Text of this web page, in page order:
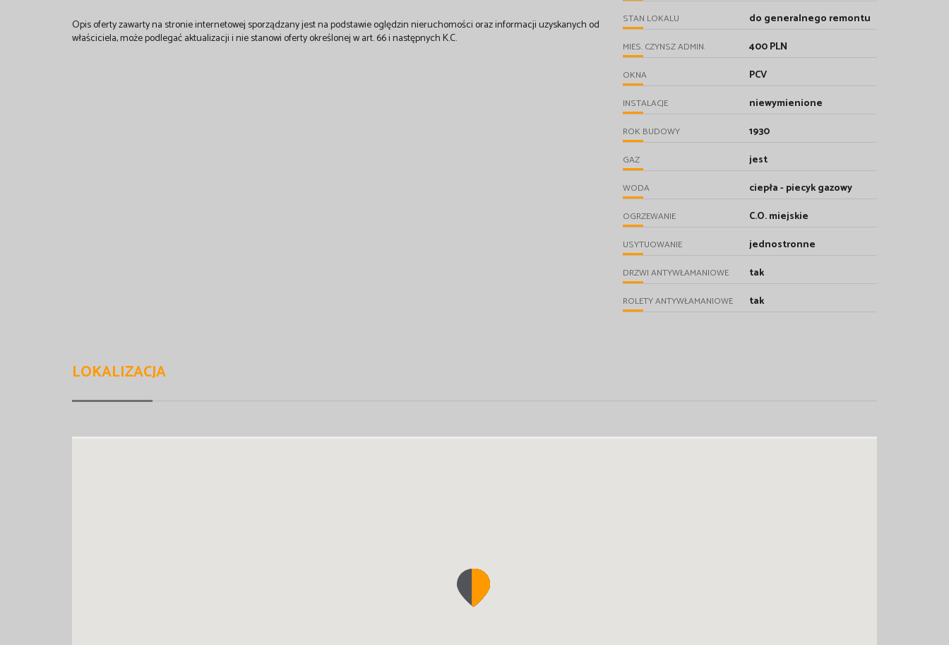
Opis oferty zawarty na stronie internetowej sporządzany jest na podstawie oględzin nieruchomości oraz informacji uzyskanych od
właściciela, może podlegać aktualizacji i nie stanowi oferty określonej w art. 66 i następnych K.C.
STAN LOKALU do generalnego remontu
MIES. CZYNSZ ADMIN. 400 PLN
OKNA PCV
INSTALACJE niewymienione
ROK BUDOWY 1930
GAZ jest
WODA ciepła - piecyk gazowy
OGRZEWANIE C.O. miejskie
USYTUOWANIE jednostronne
DRZWI ANTYWŁAMANIOWE tak
ROLETY ANTYWŁAMANIOWE tak
LOKALIZACJA